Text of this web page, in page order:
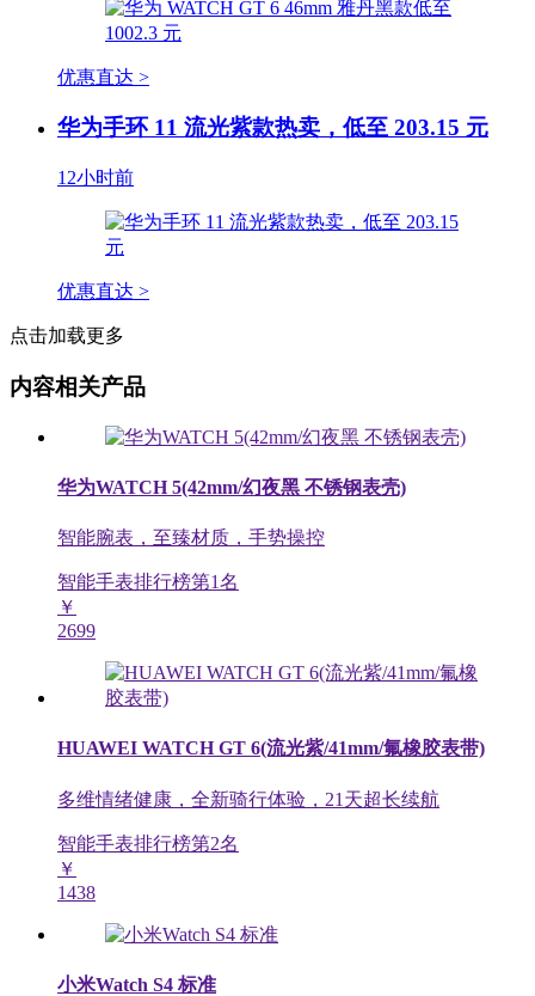
优惠直达 >
华为手环 11 流光紫款热卖，低至 203.15 元
12小时前
优惠直达 >
点击加载更多
内容相关产品
华为WATCH 5(42mm/幻夜黑 不锈钢表壳)
智能腕表，至臻材质，手势操控
智能手表排行榜第1名
￥
2699
HUAWEI WATCH GT 6(流光紫/41mm/氟橡胶表带)
多维情绪健康，全新骑行体验，21天超长续航
智能手表排行榜第2名
￥
1438
小米Watch S4 标准